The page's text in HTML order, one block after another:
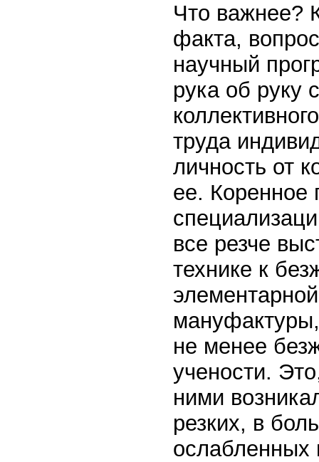
Что важнее?
факта,
научный
рука об руку
труда
личность от
ее. Коренное
все резче
технике к
не менее
учености.
ними
резких, в
ослабленных